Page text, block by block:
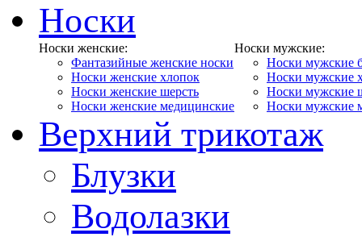
Носки
Носки женские:
Фантазийные женские носки
Носки женские хлопок
Носки женские шерсть
Носки женские медицинские
Носки мужские:
Носки мужские
Носки мужские
Носки мужские
Носки мужские
Верхний трикотаж
Блузки
Водолазки